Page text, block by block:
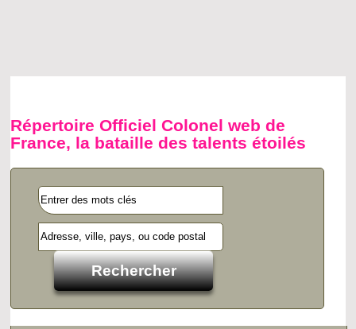
Répertoire Officiel Colonel web de
France, la bataille des talents étoilés